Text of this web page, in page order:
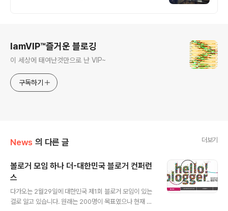
IamVIP™즐거운 블로깅
이 세상에 태여난것만으로 난 VIP~
구독하기
News 의 다른 글 더보기
볼로거 모임 하나 더-대한민국 블로거 컨퍼런
스
다가오는 2월29일에 대한민국 제1회 블로거 모임이 있는
걸로 알고 있습니다. 원래는 200명이 목표였으나 현재 참